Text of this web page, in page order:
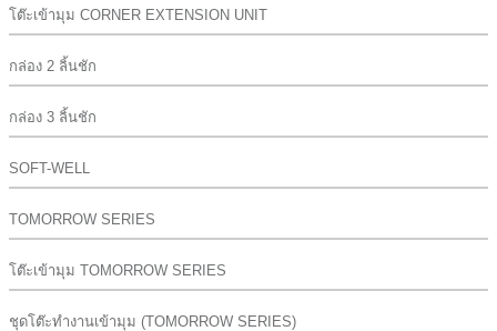
โต๊ะเข้ามุม CORNER EXTENSION UNIT
กล่อง 2 ลิ้นชัก
กล่อง 3 ลิ้นชัก
SOFT-WELL
TOMORROW SERIES
โต๊ะเข้ามุม TOMORROW SERIES
ชุดโต๊ะทำงานเข้ามุม (TOMORROW SERIES)